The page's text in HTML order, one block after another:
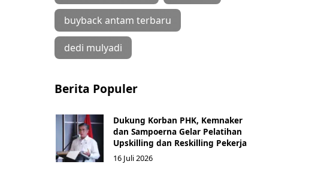
buyback antam terbaru
dedi mulyadi
Berita Populer
Dukung Korban PHK, Kemnaker
dan Sampoerna Gelar Pelatihan
Upskilling dan Reskilling Pekerja
16 Juli 2026